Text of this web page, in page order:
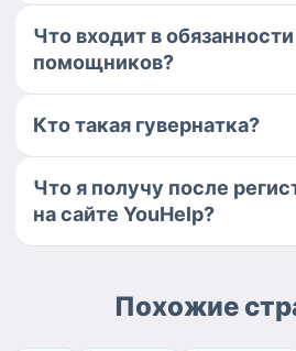
Что входит в обязанности
помощников?
Кто такая гувернатка?
Что я получу после
на сайте YouHelp?
Похожие